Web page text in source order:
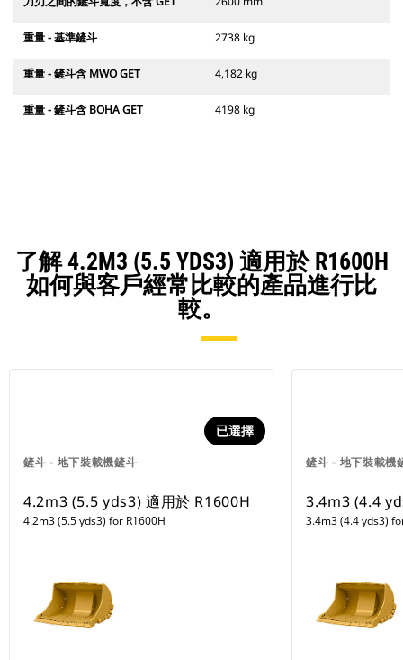
重量 - 基準鏟斗 2738 kg
重量 - 鏟斗含 MWO GET 4,182 kg
重量 - 鏟斗含 BOHA GET 4198 kg
了解 4.2M3 (5.5 YDS3) 適用於 R1600H
如何與客戶經常比較的產品進行比
較。
鏟斗 - 地下裝載機鏟斗
已選擇
4.2m3 (5.5 yds3) 適用於 R1600H
4.2m3 (5.5 yds3) for R1600H
鏟斗 - 地下裝載機
3.4m3 (4.4
3.4m3 (4.4 yds3)